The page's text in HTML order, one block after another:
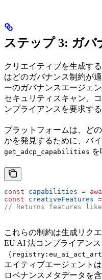
ステップ 3: ガバ
クリエイティブを生成す
はどのガバナンス制約が
ーのガバナンスエージェ
セキュリティスキャン、
ンプライアンスを要求す
プラットフォームは、ど
かを発見するために、バ
get_adcp_capabilities
const capabilities =
const creativeFeatures =
// Returns features
これらの制約は生成リク
EU AI 法コンプライアンス
（
エイティブエージェント
ロベナンスメタデータを